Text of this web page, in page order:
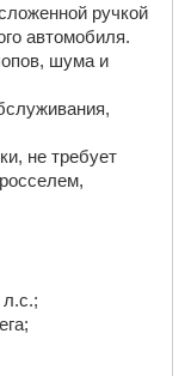
ручкой
автомобиля.
шума и
не требует